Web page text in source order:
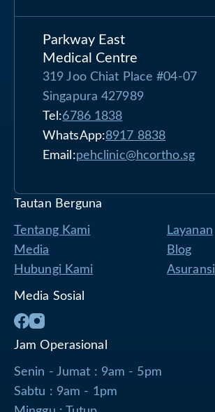
Parkway East
Medical Centre
319 Joo Chiat Place #04-07
Singapura 427989
Tel:6786 1838
WhatsApp:8917 8838
Email:pehclinic@hcortho.sg
Tautan Berguna
Tentang Kami
Layanan
Media
Blog
Hubungi Kami
Asuransi
Media Sosial
Jam Operasional
Senin - Jumat : 9am - 5pm
Sabtu : 9am - 1pm